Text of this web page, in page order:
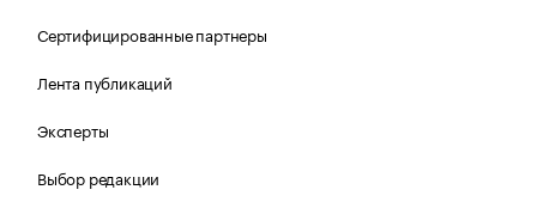
Сертифицированные партнеры
Лента публикаций
Эксперты
Выбор редакции